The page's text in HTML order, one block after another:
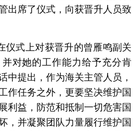
出席了仪式，向获晋升人员致
仪式上对获晋升的曾雁鸣副关
对她的工作能力给予充分肯
中提出，作为海关主管人员，
作任务之外，更要坚决维护国
利益，防范和抵制一切危害国
，并凝聚团队力量履行维护国